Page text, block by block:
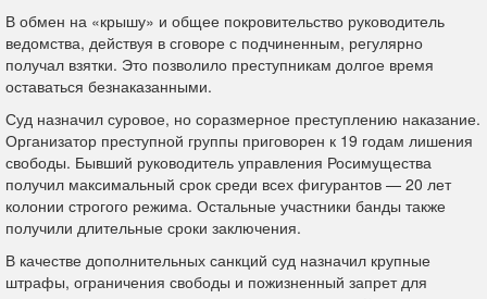
В обмен на «крышу» и общее покровительство руководитель
ведомства, действуя в сговоре с подчиненным, регулярно
получал взятки. Это позволило преступникам долгое время
оставаться безнаказанными.
Суд назначил суровое, но соразмерное преступлению наказание.
Организатор преступной группы приговорен к 19 годам лишения
свободы. Бывший руководитель управления Росимущества
получил максимальный срок среди всех фигурантов — 20 лет
колонии строгого режима. Остальные участники банды также
получили длительные сроки заключения.
В качестве дополнительных санкций суд назначил крупные
штрафы, ограничения свободы и пожизненный запрет для